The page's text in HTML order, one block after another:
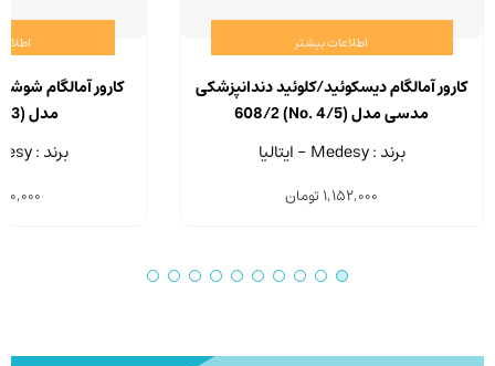
اطلاعات بیشتر
کارور آمالگام دیسکوئید/کلوئید دندانپزشکی
مدسی مدل (No. 4/5) 608/2
برند : Medesy - ایتالیا
1,152,000تومان
کارور آمالگام
مدل (No. 3) 605/3
برند : Medesy - ایتالیا